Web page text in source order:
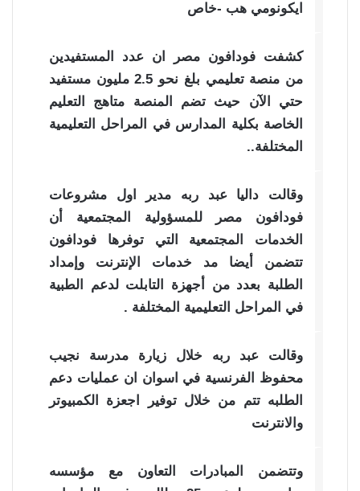
ايكونومي هب -خاص
كشفت فودافون مصر ان عدد المستفيدين
من منصة تعليمي بلغ نحو 2.5 مليون مستفيد
حتي الآن حيث تضم المنصة متاهج التعليم
الخاصة بكلية المدارس في المراحل التعليمية
المختلفة..
وقالت داليا عبد ربه مدير اول مشروعات
فودافون مصر للمسؤولية المجتمعية أن
الخدمات المجتمعية التي توفرها فودافون
تتضمن أيضا مد خدمات الإنترنت وإمداد
الطلبة بعدد من أجهزة التابلت لدعم الطبية
في المراحل التعليمية المختلفة .
وقالت عبد ربه خلال زيارة مدرسة نجيب
محفوظ الفرنسية في اسوان ان عمليات دعم
الطلبه تتم من خلال توفير اجعزة الكمبيوتر
والانترنت
وتتضمن المبادرات التعاون مع مؤسسه